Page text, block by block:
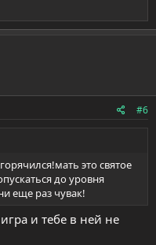
#6
это святое
до уровня
еще раз чувак!
и тебе в ней не